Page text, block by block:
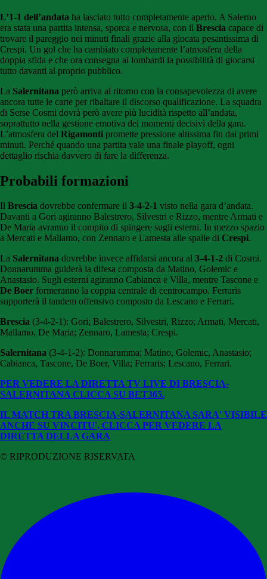
L’1-1 dell’andata ha lasciato tutto completamente aperto. A Salerno
era stata una partita intensa, sporca e nervosa, con il Brescia capace di
trovare il pareggio nei minuti finali grazie alla giocata pesantissima di
Crespi. Un gol che ha cambiato completamente l’atmosfera della
doppia sfida e che ora consegna ai lombardi la possibilità di giocarsi
tutto davanti al proprio pubblico.
La Salernitana però arriva al ritorno con la consapevolezza di avere
ancora tutte le carte per ribaltare il discorso qualificazione. La squadra
di Serse Cosmi dovrà però avere più lucidità rispetto all’andata,
soprattutto nella gestione emotiva dei momenti decisivi della gara.
L’atmosfera del Rigamonti promette pressione altissima fin dai primi
minuti. Perché quando una partita vale una finale playoff, ogni
dettaglio rischia davvero di fare la differenza.
Probabili formazioni
Il Brescia dovrebbe confermare il 3-4-2-1 visto nella gara d’andata.
Davanti a Gori agiranno Balestrero, Silvestri e Rizzo, mentre Armati e
De Maria avranno il compito di spingere sugli esterni. In mezzo spazio
a Mercati e Mallamo, con Zennaro e Lamesta alle spalle di Crespi.
La Salernitana dovrebbe invece affidarsi ancora al 3-4-1-2 di Cosmi.
Donnarumma guiderà la difesa composta da Matino, Golemic e
Anastasio. Sugli esterni agiranno Cabianca e Villa, mentre Tascone e
De Boer formeranno la coppia centrale di centrocampo. Ferraris
supporterà il tandem offensivo composto da Lescano e Ferrari.
Brescia (3-4-2-1): Gori; Balestrero, Silvestri, Rizzo; Armati, Mercati,
Mallamo, De Maria; Zennaro, Lamesta; Crespi.
Salernitana (3-4-1-2): Donnarumma; Matino, Golemic, Anastasio;
Cabianca, Tascone, De Boer, Villa; Ferraris; Lescano, Ferrari.
PER VEDERE LA DIRETTA TV LIVE DI BRESCIA-
SALERNITANA CLICCA SU BET365.
IL MATCH TRA BRESCIA-SALERNITANA SARA' VISIBILE
ANCHE SU VINCITU', CLICCA PER VEDERE LA
DIRETTA DELLA GARA
© RIPRODUZIONE RISERVATA